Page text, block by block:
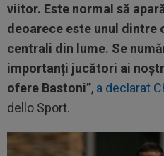
viitor. Este normal să
deoarece este unul dintre
centrali din lume. Se
importanți jucători ai
ofere Bastoni”, a declarat
dello Sport.